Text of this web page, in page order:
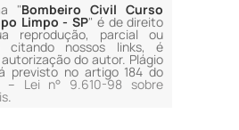
"Bombeiro Civil Curso
Limpo - SP" é de direito
reprodução, parcial ou
citando nossos links, é
do autor. Plágio
previsto no artigo 184 do
– Lei n° 9.610-98 sobre
.